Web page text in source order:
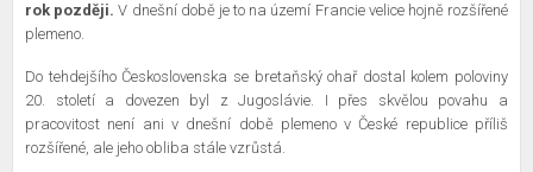
rok později. V dnešní době je to na území Francie velice hojně rozšířené
plemeno.
Do tehdejšího Československa se bretaňský ohař dostal kolem poloviny
20. století a dovezen byl z Jugoslávie. I přes skvělou povahu a
pracovitost není ani v dnešní době plemeno v České republice příliš
rozšířené, ale jeho obliba stále vzrůstá.